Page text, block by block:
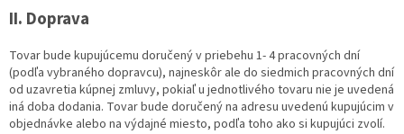
II. Doprava
Tovar bude kupujúcemu doručený v priebehu 1- 4 pracovných dní
(podľa vybraného dopravcu), najneskôr ale do siedmich pracovných dní
od uzavretia kúpnej zmluvy, pokiaľ u jednotlivého tovaru nie je uvedená
iná doba dodania. Tovar bude doručený na adresu uvedenú kupujúcim v
objednávke alebo na výdajné miesto, podľa toho ako si kupujúci zvolí.